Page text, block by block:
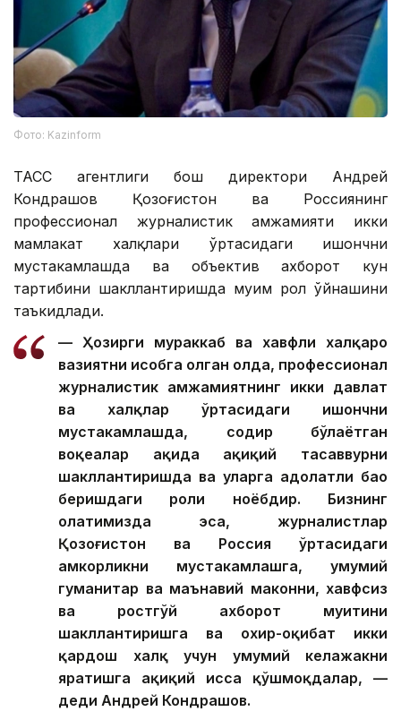
Фото: Kazinform
ТАСС агентлиги бош директори Андрей
Кондрашов Қозоғистон ва Россиянинг
профессионал журналистик ҳамжамияти икки
мамлакат халқлари ўртасидаги ишончни
мустаҳкамлашда ва объектив ахборот кун
тартибини шакллантиришда муҳим рол ўйнашини
таъкидлади.
— Ҳозирги мураккаб ва хавфли халқаро
вазиятни ҳисобга олган ҳолда, профессионал
журналистик ҳамжамиятнинг икки давлат
ва халқлар ўртасидаги ишончни
мустаҳкамлашда, содир бўлаётган
воқеалар ҳақида ҳақиқий тасаввурни
шакллантиришда ва уларга адолатли баҳо
беришдаги роли ноёбдир. Бизнинг
ҳолатимизда эса, журналистлар
Қозоғистон ва Россия ўртасидаги
ҳамкорликни мустаҳкамлашга, умумий
гуманитар ва маънавий маконни, хавфсиз
ва ростгўй ахборот муҳитини
шакллантиришга ва охир-оқибат икки
қардош халқ учун умумий келажакни
яратишга ҳақиқий ҳисса қўшмоқдалар, —
деди Андрей Кондрашов.